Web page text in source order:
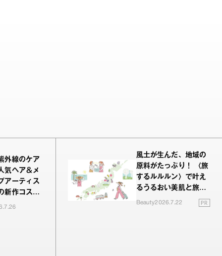
外線のケア
気ヘア＆メ
アーティス
新作コスメ
ビュー
風土が生んだ、地域の
原料がたっぷり！ 〈旅
するルルルン〉で叶え
るうるおい美肌と旅の
余韻
Beauty2026.7.22 PR